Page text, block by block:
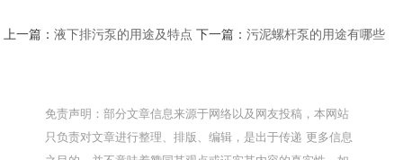
上一篇：液下排污泵的用途及特点 下一篇：污泥螺杆泵的用途有哪些
免责声明：部分文章信息来源于网络以及网友投稿，本网站
只负责对文章进行整理、排版、编辑，是出于传递 更多信息